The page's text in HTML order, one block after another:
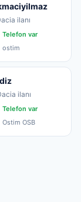
ilanı
Telefon var
ostim
ilanı
Telefon var
Ostim OSB